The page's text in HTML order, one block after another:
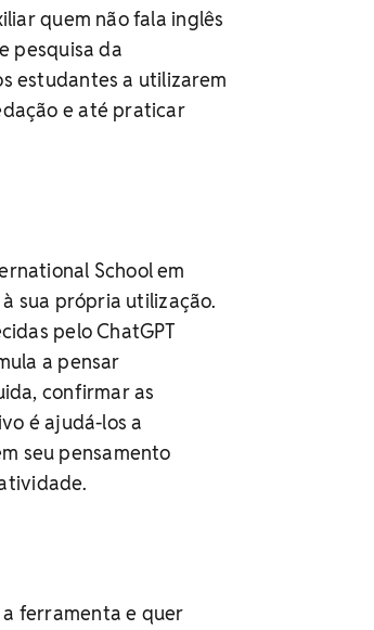
quem não fala inglês
pesquisa da
estudantes a utilizarem
e até praticar
School em
sua própria utilização.
pelo ChatGPT
a pensar
confirmar as
é ajudá-los a
seu pensamento
ferramenta e quer